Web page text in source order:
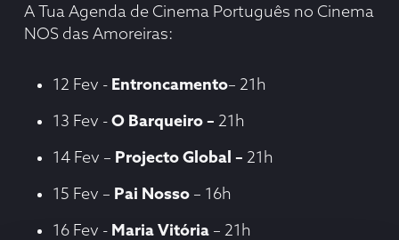
A Tua Agenda de Cinema Português no Cinema
NOS das Amoreiras:
12 Fev - Entroncamento– 21h
13 Fev -O Barqueiro – 21h
14 Fev – Projecto Global – 21h
15 Fev – Pai Nosso – 16h
16 Fev - Maria Vitória – 21h